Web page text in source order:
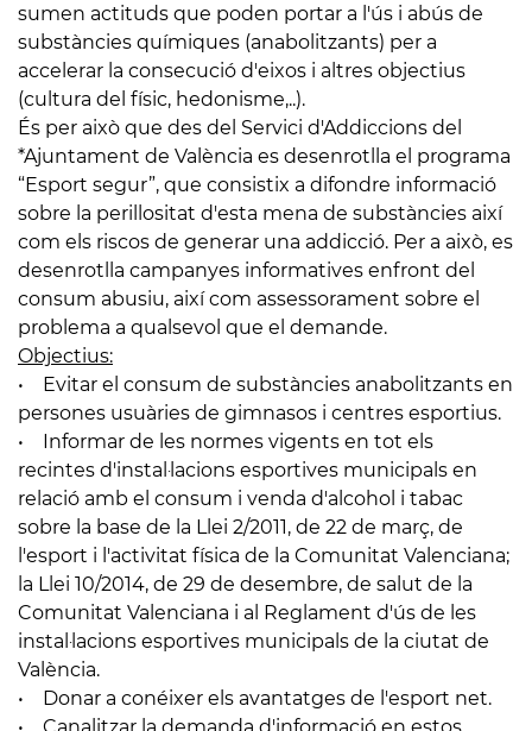
sumen actituds que poden portar a l'ús i abús de
substàncies químiques (anabolitzants) per a
accelerar la consecució d'eixos i altres objectius
(cultura del físic, hedonisme,..).
És per això que des del Servici d'Addiccions del
*Ajuntament de València es desenrotlla el programa
“Esport segur”, que consistix a difondre informació
sobre la perillositat d'esta mena de substàncies així
com els riscos de generar una addicció. Per a això, es
desenrotlla campanyes informatives enfront del
consum abusiu, així com assessorament sobre el
problema a qualsevol que el demande.
Objectius:
• Evitar el consum de substàncies anabolitzants en
persones usuàries de gimnasos i centres esportius.
• Informar de les normes vigents en tot els
recintes d'instal·lacions esportives municipals en
relació amb el consum i venda d'alcohol i tabac
sobre la base de la Llei 2/2011, de 22 de març, de
l'esport i l'activitat física de la Comunitat Valenciana;
la Llei 10/2014, de 29 de desembre, de salut de la
Comunitat Valenciana i al Reglament d'ús de les
instal·lacions esportives municipals de la ciutat de
València.
• Donar a conéixer els avantatges de l'esport net.